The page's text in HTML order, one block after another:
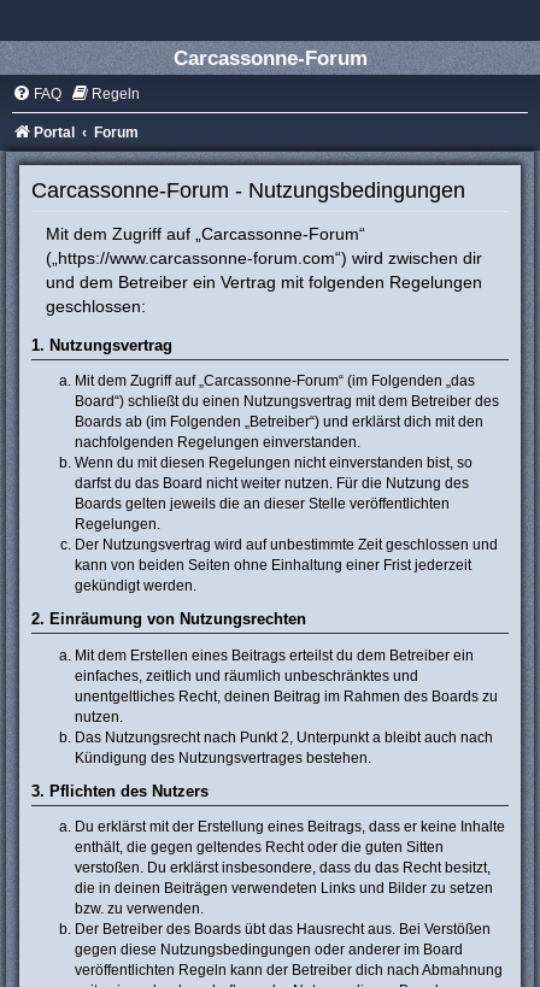
Carcassonne-Forum
FAQ Regeln
Portal Forum
Carcassonne-Forum - Nutzungsbedingungen
Mit dem Zugriff auf „Carcassonne-Forum“
(„https://www.carcassonne-forum.com“) wird zwischen dir
und dem Betreiber ein Vertrag mit folgenden Regelungen
geschlossen:
1. Nutzungsvertrag
Mit dem Zugriff auf „Carcassonne-Forum“ (im Folgenden „das
Board“) schließt du einen Nutzungsvertrag mit dem Betreiber des
Boards ab (im Folgenden „Betreiber“) und erklärst dich mit den
nachfolgenden Regelungen einverstanden.
Wenn du mit diesen Regelungen nicht einverstanden bist, so
darfst du das Board nicht weiter nutzen. Für die Nutzung des
Boards gelten jeweils die an dieser Stelle veröffentlichten
Regelungen.
Der Nutzungsvertrag wird auf unbestimmte Zeit geschlossen und
kann von beiden Seiten ohne Einhaltung einer Frist jederzeit
gekündigt werden.
2. Einräumung von Nutzungsrechten
Mit dem Erstellen eines Beitrags erteilst du dem Betreiber ein
einfaches, zeitlich und räumlich unbeschränktes und
unentgeltliches Recht, deinen Beitrag im Rahmen des Boards zu
nutzen.
Das Nutzungsrecht nach Punkt 2, Unterpunkt a bleibt auch nach
Kündigung des Nutzungsvertrages bestehen.
3. Pflichten des Nutzers
Du erklärst mit der Erstellung eines Beitrags, dass er keine Inhalte
enthält, die gegen geltendes Recht oder die guten Sitten
verstoßen. Du erklärst insbesondere, dass du das Recht besitzt,
die in deinen Beiträgen verwendeten Links und Bilder zu setzen
bzw. zu verwenden.
Der Betreiber des Boards übt das Hausrecht aus. Bei Verstößen
gegen diese Nutzungsbedingungen oder anderer im Board
veröffentlichten Regeln kann der Betreiber dich nach Abmahnung